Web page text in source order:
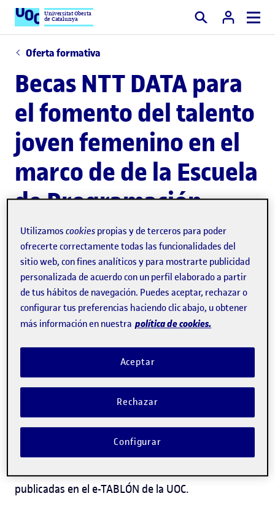
Universitat Oberta
de Catalunya Buscar
Oferta formativa
Becas NTT DATA para
el fomento del talento
joven femenino en el
marco de de la Escuela
de Programación
Las becas de matrícula NTT Data quieren
promover el talento joven femenino y el impulso
de la carrera profesional en el ámbito de la
programación.
Se convocan 25 becas destinadas a mujeres para
financiar los gastos derivados del 90% del coste de
la matrícula en uno de los tres cursos de la Escuela
de Programación de la UOC.
Plazo de solicitud cerrado.
En caso de discrepancia, la información válida será
publicadas en el e-TABLÓN de la UOC.
Utilizamoscookies propias y de terceros para poder
ofrecerte correctamente todas las funcionalidades del
sitio web, con fines analíticos y para mostrarte publicidad
personalizada de acuerdo con un perfil elaborado a partir
de tus hábitos de navegación. Puedes aceptar, rechazar o
configurar tus preferencias haciendo clic abajo, u obtener
más información en nuestra política de cookies.
Rechazar
Aceptar
Configurar